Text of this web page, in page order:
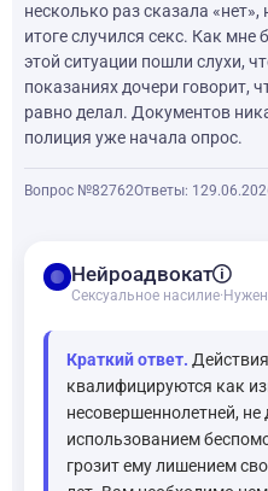
несколько раз сказала
итоге случился секс. Как мне
этой ситуации пошли слухи,
показаниях дочери говорит,
равно делал. Документов
полиция уже начала опрос.
Вопрос №82762Ответы: 1
balanceНейроадвокат
Сексуальное насилие·
Краткий ответ.
квалифицируются как
несовершеннолетней, не
использованием
грозит ему лишением